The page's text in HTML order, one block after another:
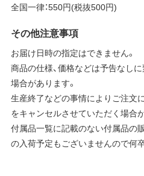
全国一律：550円(税抜500円)
その他注意事項
お届け日時の指定はできません。
商品の仕様、価格などは予告なし
場合があります。
生産終了などの事情によりご注文
をキャンセルさせていただく場合
付属品一覧に記載のない付属品の
の入荷予定もございませんので何